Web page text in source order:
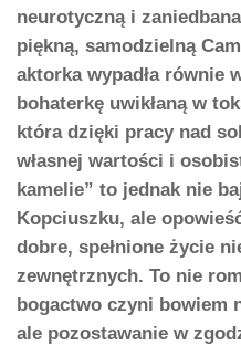
neurotyczną i
piękną, samodzielną
aktorka wypadła równie
bohaterkę uwikłaną w
która dzięki pracy nad
własnej wartości i
kamelie” to jednak nie
Kopciuszku, ale
dobre, spełnione życie
zewnętrznych. To nie
bogactwo czyni bowiem
ale pozostawanie w